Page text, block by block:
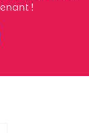
!